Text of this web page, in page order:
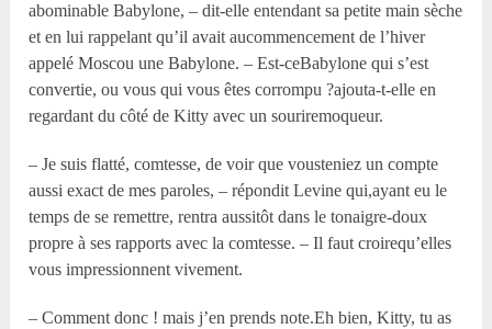
abominable Babylone, – dit-elle entendant sa petite main sèche
et en lui rappelant qu’il avait aucommencement de l’hiver
appelé Moscou une Babylone. – Est-ceBabylone qui s’est
convertie, ou vous qui vous êtes corrompu ?ajouta-t-elle en
regardant du côté de Kitty avec un souriremoqueur.
– Je suis flatté, comtesse, de voir que vousteniez un compte
aussi exact de mes paroles, – répondit Levine qui,ayant eu le
temps de se remettre, rentra aussitôt dans le tonaigre-doux
propre à ses rapports avec la comtesse. – Il faut croirequ’elles
vous impressionnent vivement.
– Comment donc ! mais j’en prends note.Eh bien, Kitty, tu as